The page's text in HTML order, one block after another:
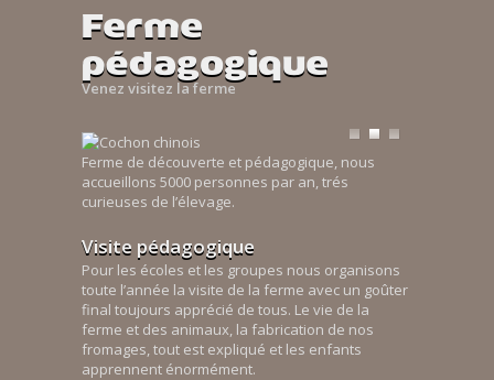
Ferme
pédagogique
Venez visitez la ferme
Ferme de découverte et pédagogique, nous
accueillons 5000 personnes par an, trés
curieuses de l’élevage.
Visite pédagogique
Pour les écoles et les groupes nous organisons
toute l’année la visite de la ferme avec un goûter
final toujours apprécié de tous. Le vie de la
ferme et des animaux, la fabrication de nos
fromages, tout est expliqué et les enfants
apprennent énormément.